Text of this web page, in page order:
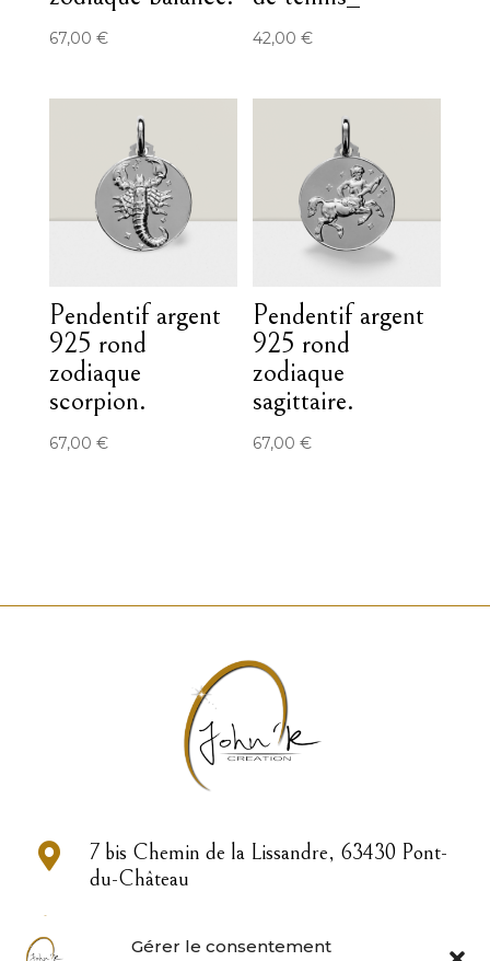
Gérer le consentement
67,00 € 42,00€
Pendentif argent
925 rond
zodiaque
scorpion.
67,00 €
Pendentif argent
925 rond
zodiaque
sagittaire.
67,00€

7 bis Chemin de la Lissandre, 63430 Pont-
du-Château
